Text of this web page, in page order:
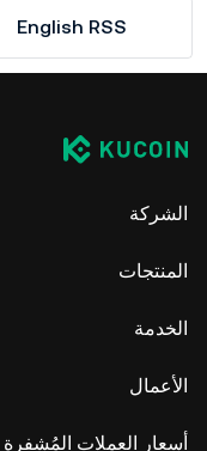
English RSS
الشركة
المنتجات
الخدمة
الأعمال
أسعار العملات المُشفرة